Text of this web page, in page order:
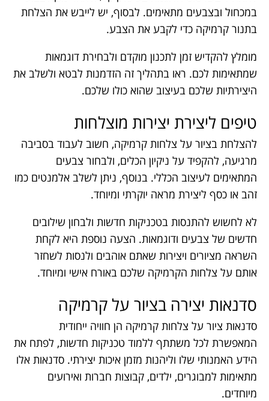
במכחול ובצבעים מתאימים. לבסוף, יש לייבש את הצלחת
בתנור קרמיקה כדי לקבע את הצבע.
מומלץ להקדיש זמן לתכנון מוקדם ולבחירת דוגמאות
שמתאימות לכם. ראו בתהליך זה הזדמנות לבטא ולשלב את
היצירתיות שלכם בעיצוב שהוא כולו שלכם.
טיפים ליצירת יצירות מוצלחות
להצלחת בציור על צלחות קרמיקה, חשוב לעבוד בסביבה
מרגיעה, להקפיד על ניקיון הכלים, ולבחור צבעים
המתאימים לעיצוב הכללי. בנוסף, ניתן לשלב אלמנטים כמו
זהב או כסף ליצירת מראה יוקרתי ומיוחד.
לא לחשוש להתנסות בטכניקות חדשות ולבחון שילובים
חדשים של צבעים ודוגמאות. הצעה נוספת היא לקחת
השראה מציורים ויצירות שאתם אוהבים ולנסות לשחזר
אותם על צלחות הקרמיקה שלכם באורח אישי ומיוחד.
סדנאות יצירה בציור על קרמיקה
סדנאות ציור על צלחות קרמיקה הן חוויה ייחודית
המאפשרת לכל משתתף ללמוד טכניקות חדשות, לפתח את
הידע האמנותי שלו וליהנות מזמן איכות יצירתי. סדנאות אלו
מתאימות למבוגרים, ילדים, קבוצות חברות ואירועים
מיוחדים.